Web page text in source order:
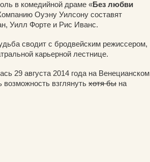
в комедийной драме «Без любви
Оуэну Уилсону составят
Уилл Форте и Рис Иванс.
сводит с бродвейским режиссером,
карьерной лестнице.
29 августа 2014 года на Венецианском
взглянуть хотя бы на